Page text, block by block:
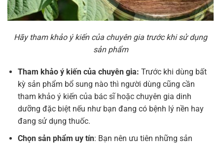
Hãy tham khảo ý kiến của chuyên gia trước khi sử dụng
sản phẩm
Tham khảo ý kiến của chuyên gia: Trước khi dùng bất
kỳ sản phẩm bổ sung nào thì người dùng cũng cần
tham khảo ý kiến của bác sĩ hoặc chuyên gia dinh
dưỡng đặc biệt nếu như bạn đang có bệnh lý nền hay
đang sử dụng thuốc.
Chọn sản phẩm uy tín: Bạn nên ưu tiên những sản